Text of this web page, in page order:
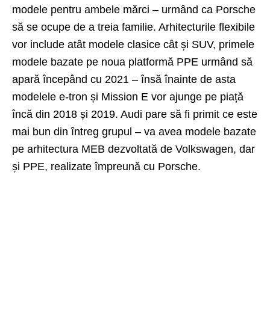
modele pentru ambele mărci – urmând ca Porsche
să se ocupe de a treia familie. Arhitecturile flexibile
vor include atât modele clasice cât și SUV, primele
modele bazate pe noua platformă PPE urmând să
apară începând cu 2021 – însă înainte de asta
modelele e-tron și Mission E vor ajunge pe piață
încă din 2018 și 2019. Audi pare să fi primit ce este
mai bun din întreg grupul – va avea modele bazate
pe arhitectura MEB dezvoltată de Volkswagen, dar
și PPE, realizate împreună cu Porsche.